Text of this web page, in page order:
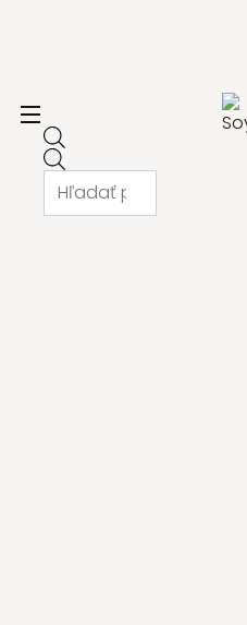
Products